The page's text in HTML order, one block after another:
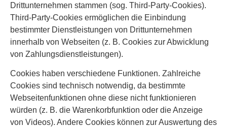
Drittunternehmen stammen (sog. Third-Party-Cookies).
Third-Party-Cookies ermöglichen die Einbindung
bestimmter Dienstleistungen von Drittunternehmen
innerhalb von Webseiten (z. B. Cookies zur Abwicklung
von Zahlungsdienstleistungen).
Cookies haben verschiedene Funktionen. Zahlreiche
Cookies sind technisch notwendig, da bestimmte
Webseitenfunktionen ohne diese nicht funktionieren
würden (z. B. die Warenkorbfunktion oder die Anzeige
von Videos). Andere Cookies können zur Auswertung des